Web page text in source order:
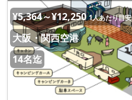
¥5,364～¥12,250 1人あたり目安
大阪・関西空港
14名迄